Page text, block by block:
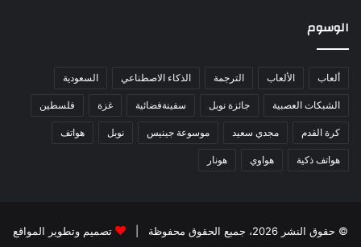
الوسوم
ألعاب الألعاب الترجمة الذكاء الاصطناعي السعودية
الشبكات العصبية جائزة نوبل سفينةفضائية غزة فلسطين
كرة القدم مجدي سعيد موسوعة جينيس نوبل هواتف
هواتف ذكية هواوي هونار
© حقوق النشر 2026، جميع الحقوق محفوظة | تصميم وتطوير المواقع